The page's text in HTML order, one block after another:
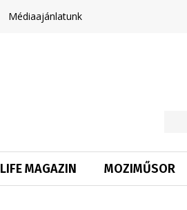
Médiaajánlatunk
LIFE MAGAZIN MOZIMŰSOR